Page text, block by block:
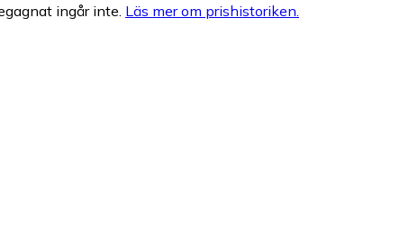
ingår inte. Läs mer om prishistoriken.